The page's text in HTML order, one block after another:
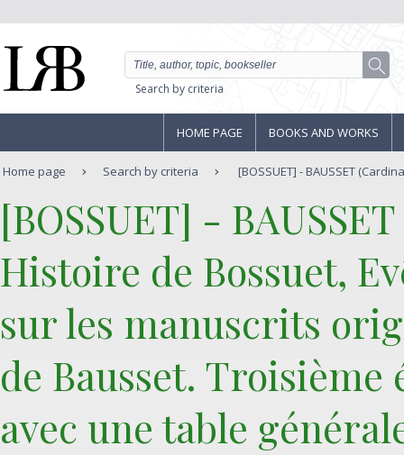
Search by criteria
HOME PAGE BOOKS AND WORKS
Home page Search by criteria [BOSSUET] - BAUSSET
‎[BOSSUET] -
‎Histoire de Bossuet,
sur les manuscrits
de Bausset.
avec une table